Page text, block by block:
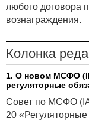
любого договора
вознаграждения.
Колонка
1. О новом МСФО
регуляторные
Совет по МСФО
20